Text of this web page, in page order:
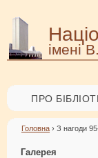
імені
ПРО
Головна › З нагоди
Галерея